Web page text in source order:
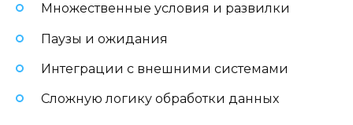
Множественные условия и развилки
Паузы и ожидания
Интеграции с внешними системами
Сложную логику обработки данных